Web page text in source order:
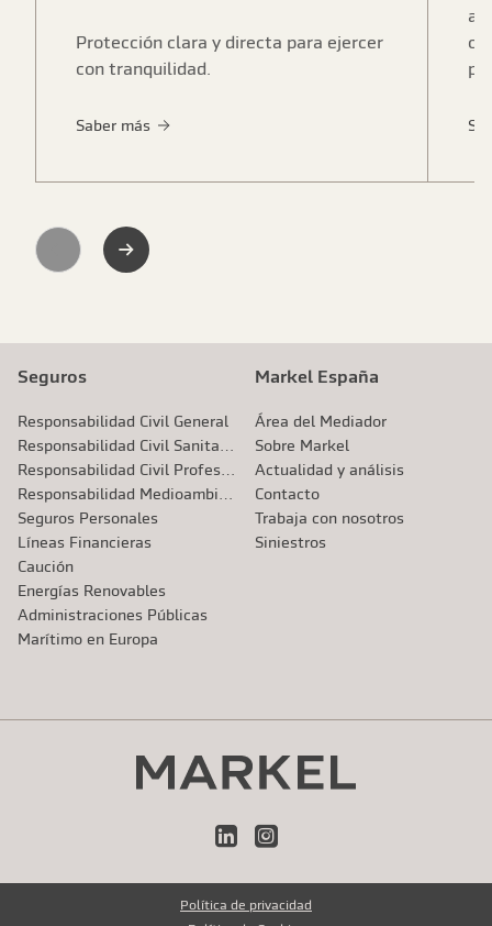
Protección clara y directa para ejercer
con tranquilidad.
Saber más
Previous Next
Seguros
Responsabilidad Civil General
Seguros Personales
Líneas Financieras
Caución
Energías Renovables
Administraciones Públicas
Marítimo en Europa
Markel España
Área del Mediador
Sobre Markel
Actualidad y análisis
Contacto
Trabaja con nosotros
Siniestros
LinkedInInstagram
Política de privacidad